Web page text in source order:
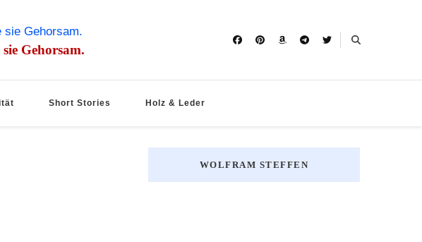
Gehorsam.
Short Stories Holz & Leder
WOLFRAM STEFFEN